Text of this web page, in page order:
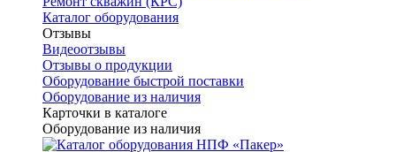
Каталог оборудования
Отзывы
Видеоотзывы
Отзывы о продукции
Оборудование быстрой поставки
Оборудование из наличия
Карточки в каталоге
Оборудование из наличия